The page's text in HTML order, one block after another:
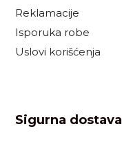
Reklamacije
Isporuka robe
Uslovi korišćenja
Sigurna dostava